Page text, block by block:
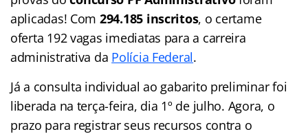
aplicadas! Com 294.185 inscritos, o certame
oferta 192 vagas imediatas para a carreira
administrativa da Polícia Federal.
Já a consulta individual ao gabarito preliminar foi
liberada na terça-feira, dia 1º de julho. Agora, o
prazo para registrar seus recursos contra o